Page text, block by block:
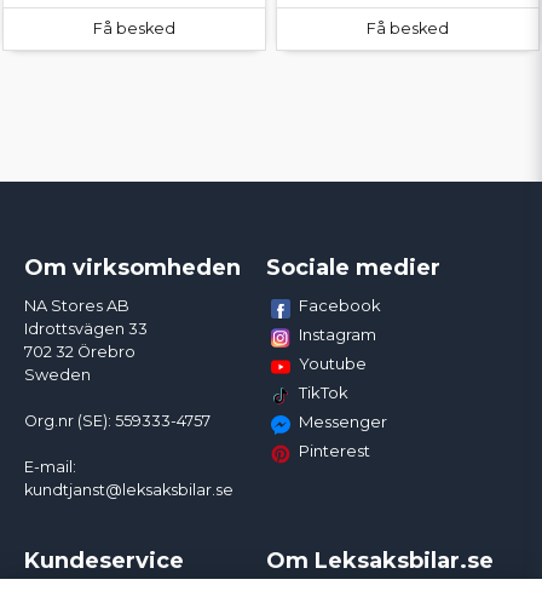
Få besked Få besked
Om virksomheden
NA Stores AB
Idrottsvägen 33
702 32 Örebro
Sweden
Org.nr (SE): 559333-4757
E-mail:
kundtjanst@leksaksbilar.se
Sociale medier
Facebook
Instagram
Youtube
TikTok
Messenger
Pinterest
Kundeservice Om Leksaksbilar.se